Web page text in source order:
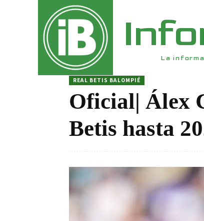
La
REAL BETIS BALOMPIÉ
Oficial| Álex
Betis hasta